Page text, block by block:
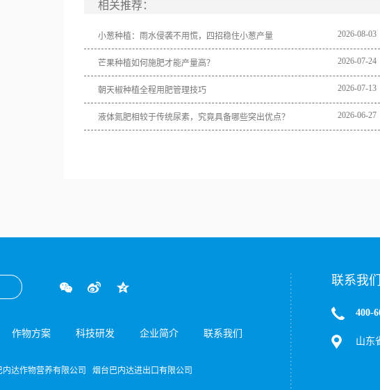
相关推荐：
小葱种植：雨水侵袭不用慌，四招稳住小葱产量 2026-08-03
芒果种植如何施肥才能产量高？ 2026-07-24
朝天椒种植全程用肥管理技巧 2026-07-13
液体氮肥相较于传统尿素，究竟具备哪些突出优点？ 2026-06-27
作物方案 科技研发 企业简介 联系我们
达作物营养有限公司 烟台巴内达进出口有限公司
联系我们
400-
山东